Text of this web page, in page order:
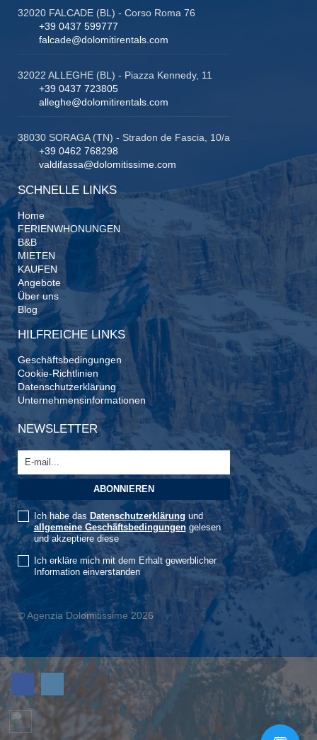
32020 FALCADE (BL) - Corso Roma 76
+39 0437 599777
falcade@dolomitirentals.com
32022 ALLEGHE (BL) - Piazza Kennedy, 11
+39 0437 723805
alleghe@dolomitirentals.com
38030 SORAGA (TN) - Stradon de Fascia, 10/a
+39 0462 768298
valdifassa@dolomitissime.com
SCHNELLE LINKS
Home
FERIENWHONUNGEN
B&B
MIETEN
KAUFEN
Angebote
Über uns
Blog
HILFREICHE LINKS
Geschäftsbedingungen
Cookie-Richtlinien
Datenschutzerklärung
Unternehmensinformationen
NEWSLETTER
Ich habe das Datenschutzerklärung und
allgemeine Geschäftsbedingungengelesen
und akzeptiere diese
Ich erkläre mich mit dem Erhalt gewerblicher
Information einverstanden
© Agenzia Dolomitissime 2026